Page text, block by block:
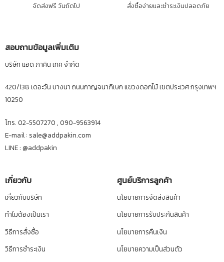
จัดส่งฟรี วันถัดไป
สั่งซื้อง่ายและชำระเงินปลอดภัย
สอบถามข้อมูลเพิ่มเติม
บริษัท แอด ภาคิน เทค จำกัด
420/138 เดอะวัน บางนา ถนนกาญจนาภิเษก แขวงดอกไม้ เขตประเวศ กรุงเทพฯ
10250
โทร. 02-5507270 , 090-9563914
E-mail : sale@addpakin.com
LINE : @addpakin
เกี่ยวกับ
เกี่ยวกับบริษัท
ทำไมต้องเป็นเรา
วิธีการสั่งซื้อ
วิธีการชำระเงิน
ศูนย์บริการลูกค้า
นโยบายการจัดส่งสินค้า
นโยบายการรับประกันสินค้า
นโยบายการคืนเงิน
นโยบายความเป็นส่วนตัว